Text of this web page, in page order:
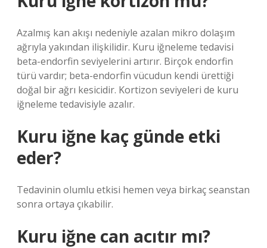
Azalmış kan akışı nedeniyle azalan mikro dolaşım
ağrıyla yakından ilişkilidir. Kuru iğneleme tedavisi
beta-endorfin seviyelerini artırır. Birçok endorfin
türü vardır; beta-endorfin vücudun kendi ürettiği
doğal bir ağrı kesicidir. Kortizon seviyeleri de kuru
iğneleme tedavisiyle azalır.
Kuru iğne kaç günde etki
eder?
Tedavinin olumlu etkisi hemen veya birkaç seanstan
sonra ortaya çıkabilir.
Kuru iğne can acıtır mı?